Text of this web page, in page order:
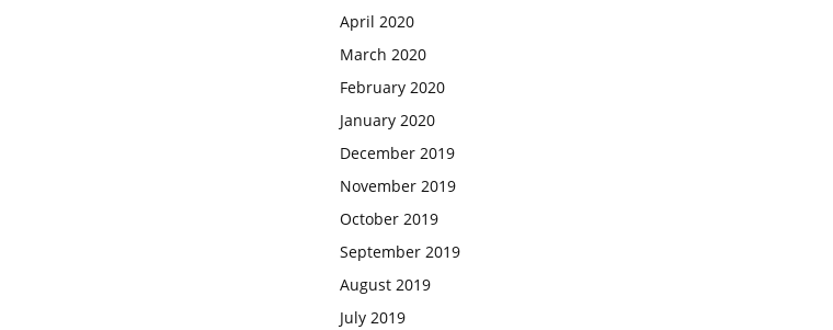
April 2020
March 2020
February 2020
January 2020
December 2019
November 2019
October 2019
September 2019
August 2019
July 2019